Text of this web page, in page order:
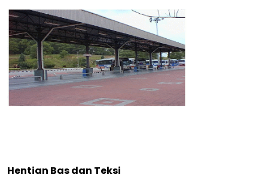
Hentian Bas dan Teksi